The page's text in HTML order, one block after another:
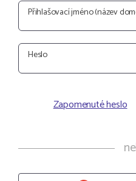
Přihlašovací jméno (název
Heslo
Zapomenuté heslo